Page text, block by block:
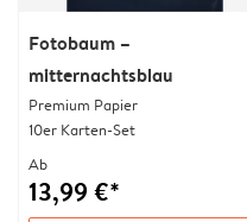
Fotobaum –
mitternachtsblau
Premium Papier
10er Karten-Set
Ab
13,99 €*